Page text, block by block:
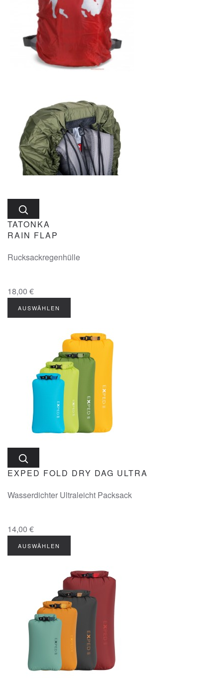
TATONKA
RAIN FLAP
Rucksackregenhülle
18,00 €
AUSWÄHLEN
EXPED FOLD DRY DAG ULTRA
Wasserdichter Ultraleicht Packsack
14,00 €
AUSWÄHLEN